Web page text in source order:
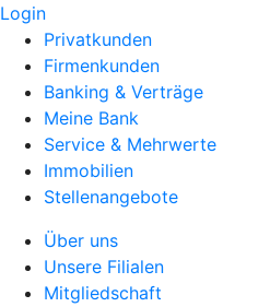
Login
Privatkunden
Firmenkunden
Banking & Verträge
Meine Bank
Service & Mehrwerte
Immobilien
Stellenangebote
Über uns
Unsere Filialen
Mitgliedschaft